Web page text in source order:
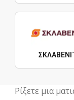
Ρίξετε μια